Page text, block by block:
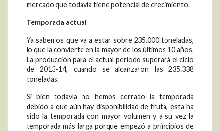
mercado que todavía tiene potencial de crecimiento.
Temporada actual
Ya sabemos que va a estar sobre 235.000 toneladas,
lo que la convierte en la mayor de los últimos 10 años.
La producción para el actual período superará el ciclo
de 2013-14, cuando se alcanzaron las 235.338
toneladas.
Si bien todavía no hemos cerrado la temporada
debido a que aún hay disponibilidad de fruta, esta ha
sido la temporada con mayor volumen y a su vez la
temporada más larga porque empezó a principios de